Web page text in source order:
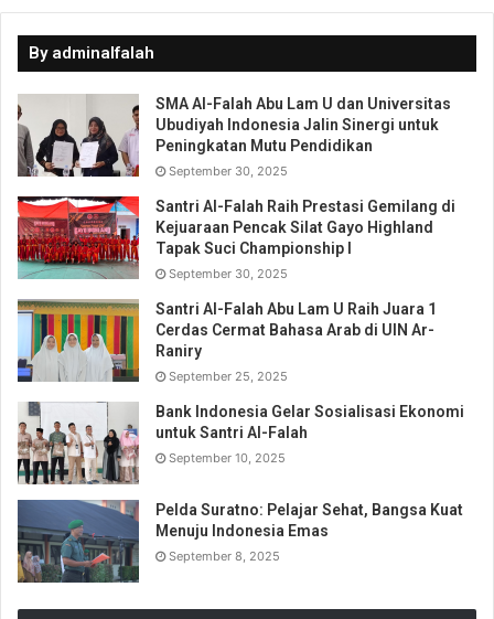
By adminalfalah
SMA Al-Falah Abu Lam U dan Universitas
Ubudiyah Indonesia Jalin Sinergi untuk
Peningkatan Mutu Pendidikan
September 30, 2025
Santri Al-Falah Raih Prestasi Gemilang di
Kejuaraan Pencak Silat Gayo Highland
Tapak Suci Championship I
September 30, 2025
Santri Al-Falah Abu Lam U Raih Juara 1
Cerdas Cermat Bahasa Arab di UIN Ar-
Raniry
September 25, 2025
Bank Indonesia Gelar Sosialisasi Ekonomi
untuk Santri Al-Falah
September 10, 2025
Pelda Suratno: Pelajar Sehat, Bangsa Kuat
Menuju Indonesia Emas
September 8, 2025